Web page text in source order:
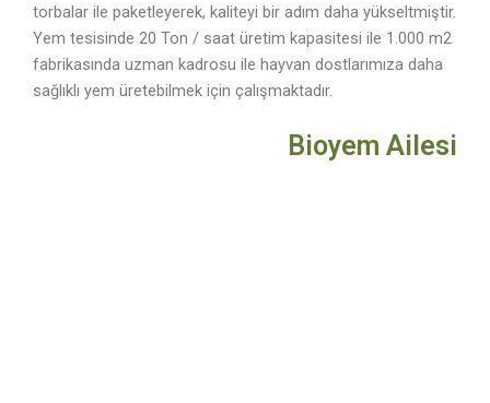
torbalar ile paketleyerek, kaliteyi bir adım daha yükseltmiştir.
Yem tesisinde 20 Ton / saat üretim kapasitesi ile 1.000 m2
fabrikasında uzman kadrosu ile hayvan dostlarımıza daha
sağlıklı yem üretebilmek için çalışmaktadır.
Bioyem Ailesi